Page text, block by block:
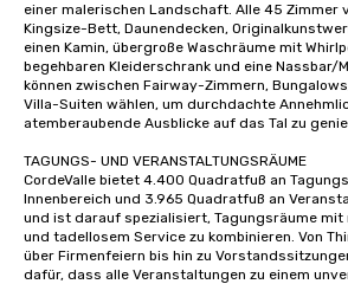
einer malerischen Landschaft. Alle 45 Zimmer
Kingsize-Bett, Daunendecken,
einen Kamin, übergroße Waschräume mit
begehbaren Kleiderschrank und eine Nassbar/
können zwischen Fairway-Zimmern,
Villa-Suiten wählen, um durchdachte
atemberaubende Ausblicke auf das Tal zu
TAGUNGS- UND VERANSTALTUNGSRÄUME
CordeValle bietet 4.400 Quadratfuß an
Innenbereich und 3.965 Quadratfuß an
und ist darauf spezialisiert, Tagungsräume mit
und tadellosem Service zu kombinieren. Von
über Firmenfeiern bis hin zu
dafür, dass alle Veranstaltungen zu einem